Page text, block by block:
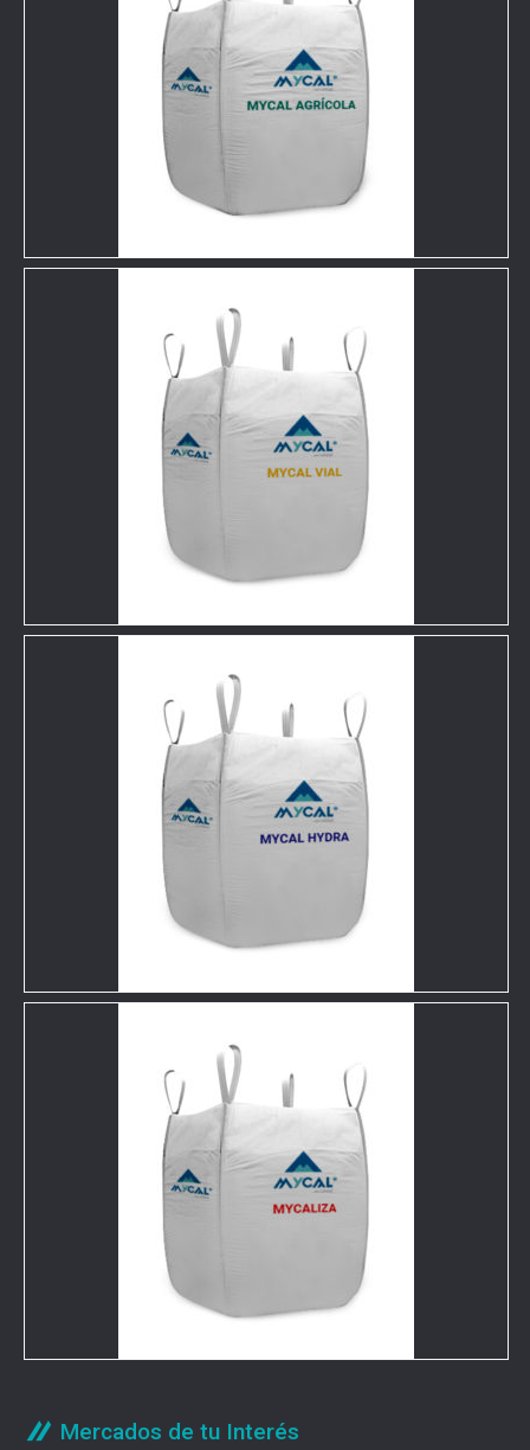
Mercados de tu Interés